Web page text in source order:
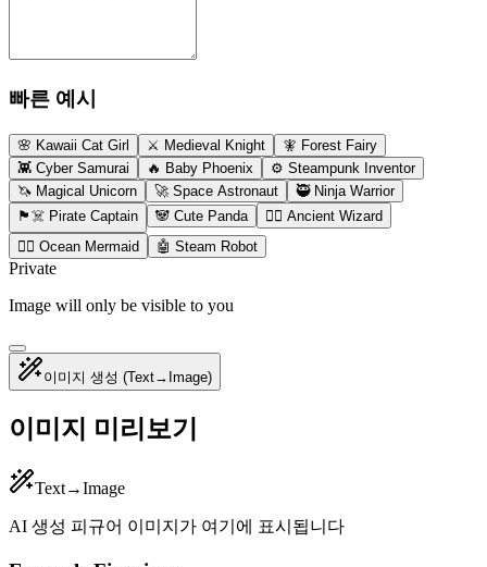
빠른 예시
🌸 Kawaii Cat Girl ⚔️ Medieval Knight
🧚 Forest Fairy
👾 Cyber Samurai
🔥 Baby Phoenix
⚙️ Steampunk Inventor
🦄 Magical Unicorn
🚀 Space Astronaut
🥷 Ninja Warrior
🏴‍☠️ Pirate Captain
🐼 Cute Panda
🧙‍♂️ Ancient Wizard
🧜‍♀️ Ocean Mermaid
🤖 Steam Robot
Private
Image will only be visible to you
이미지 생성 (Text→Image)
이미지 미리보기
Text→Image
AI 생성 피규어 이미지가 여기에 표시됩니다